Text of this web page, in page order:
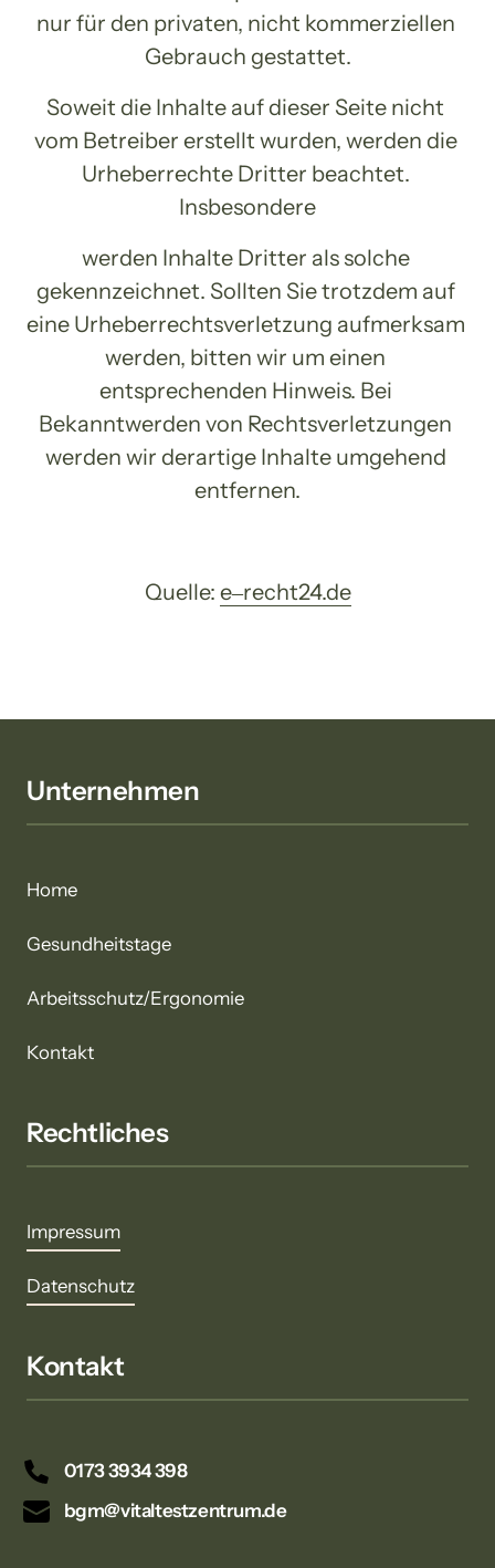
nur für den privaten, nicht kommerziellen
Gebrauch gestattet.
Soweit die Inhalte auf dieser Seite nicht
vom Betreiber erstellt wurden, werden die
Urheberrechte Dritter beachtet.
Insbesondere
werden Inhalte Dritter als solche
gekennzeichnet. Sollten Sie trotzdem auf
eine Urheberrechtsverletzung aufmerksam
werden, bitten wir um einen
entsprechenden Hinweis. Bei
Bekanntwerden von Rechtsverletzungen
werden wir derartige Inhalte umgehend
entfernen.
Quelle: e‒recht24.de
Unternehmen
Home
Gesundheitstage
Arbeitsschutz/Ergonomie
Kontakt
Rechtliches
Impressum
Datenschutz
Kontakt
0173 3934 398
bgm@vitaltestzentrum.de